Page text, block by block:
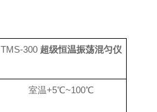
TMS-300 超级恒温振荡混匀仪
室温+5℃~100℃